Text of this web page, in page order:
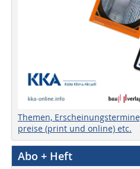
Themen,
preise (print und online) etc.
Abo + Heft